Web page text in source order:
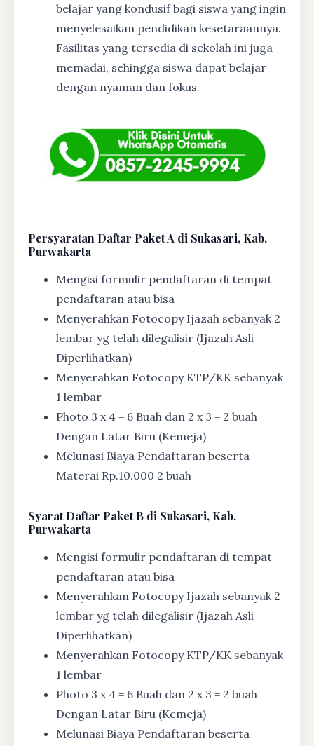
belajar yang kondusif bagi siswa yang ingin
menyelesaikan pendidikan kesetaraannya.
Fasilitas yang tersedia di sekolah ini juga
memadai, sehingga siswa dapat belajar
dengan nyaman dan fokus.
Persyaratan Daftar Paket A di Sukasari, Kab.
Purwakarta
Mengisi formulir pendaftaran di tempat
pendaftaran atau bisa
Menyerahkan Fotocopy Ijazah sebanyak 2
lembar yg telah dilegalisir (Ijazah Asli
Diperlihatkan)
Menyerahkan Fotocopy KTP/KK sebanyak
1 lembar
Photo 3 x 4 = 6 Buah dan 2 x 3 = 2 buah
Dengan Latar Biru (Kemeja)
Melunasi Biaya Pendaftaran beserta
Materai Rp.10.000 2 buah
SyaratDaftar Paket B di Sukasari, Kab.
Purwakarta
Mengisi formulir pendaftaran di tempat
pendaftaran atau bisa
Menyerahkan Fotocopy Ijazah sebanyak 2
lembar yg telah dilegalisir (Ijazah Asli
Diperlihatkan)
Menyerahkan Fotocopy KTP/KK sebanyak
1 lembar
Photo 3 x 4 = 6 Buah dan 2 x 3 = 2 buah
Dengan Latar Biru (Kemeja)
Melunasi Biaya Pendaftaran beserta